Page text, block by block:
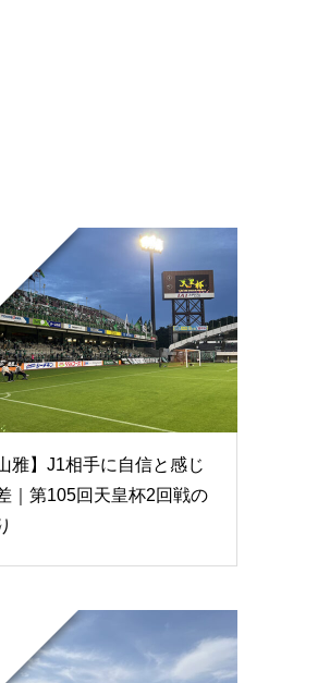
雅】J1相手に自信と感じ
｜第105回天皇杯2回戦の